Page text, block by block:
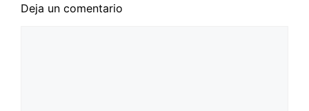
Deja un comentario